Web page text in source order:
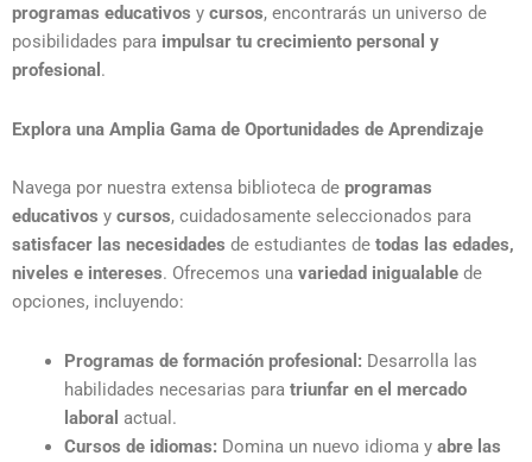
programas educativos y cursos, encontrarás un universo de
posibilidades para impulsar tu crecimiento personal y
profesional .
Explora una Amplia Gama de Oportunidades de Aprendizaje
Navega por nuestra extensa biblioteca de programas
educativos y cursos, cuidadosamente seleccionados para
satisfacer las necesidades de estudiantes de todas las edades,
niveles e intereses. Ofrecemos una variedad inigualable de
opciones, incluyendo:
Programas de formación profesional: Desarrolla las
habilidades necesarias para triunfar en el mercado
laboral actual.
Cursos de idiomas: Domina un nuevo idioma y abre las